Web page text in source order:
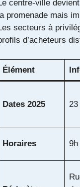
centre-ville
promenade mais
secteurs à
d’acheteurs
Élément
Dates 2025
Horaires